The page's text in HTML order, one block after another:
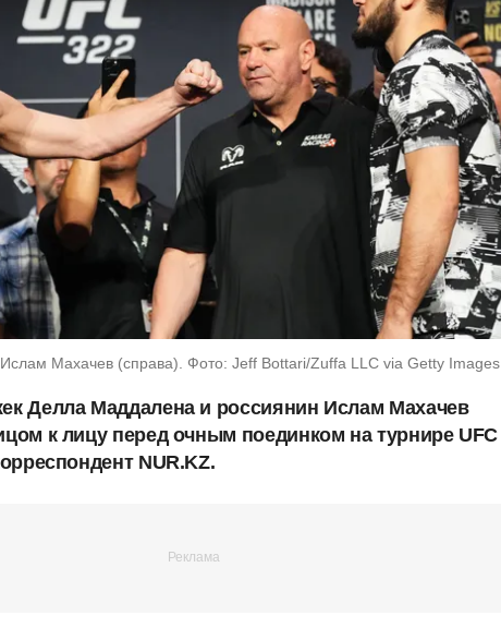
Махачев (справа). Фото: Jeff Bottari/Zuffa LLC via Getty Images
Делла Маддалена и россиянин Ислам Махачев
к лицу перед очным поединком на турнире UFC
NUR.KZ.